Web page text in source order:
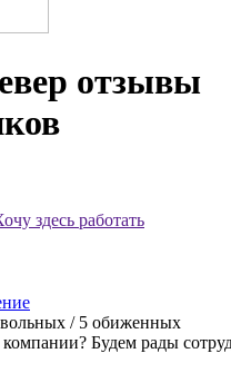
отзывы
здесь работать
/ 5 обиженных
Будем рады